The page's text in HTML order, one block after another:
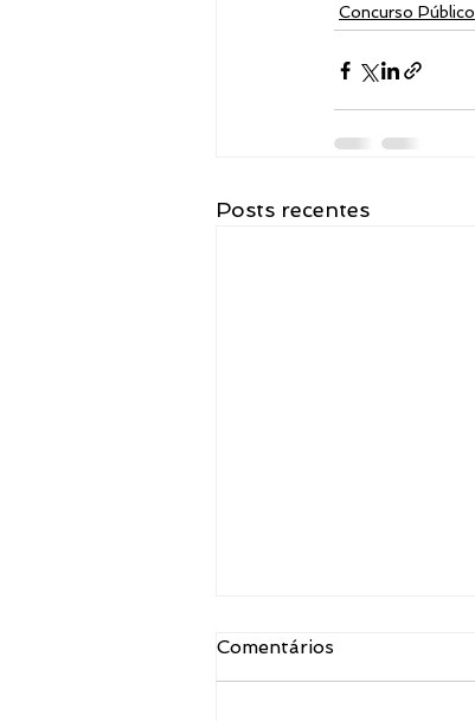
Concurso Público
Posts recentes
Comentários